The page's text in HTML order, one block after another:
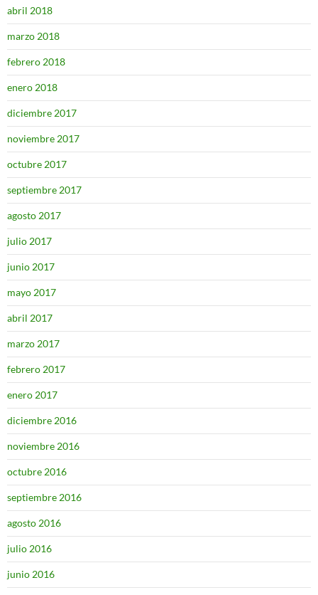
abril 2018
marzo 2018
febrero 2018
enero 2018
diciembre 2017
noviembre 2017
octubre 2017
septiembre 2017
agosto 2017
julio 2017
junio 2017
mayo 2017
abril 2017
marzo 2017
febrero 2017
enero 2017
diciembre 2016
noviembre 2016
octubre 2016
septiembre 2016
agosto 2016
julio 2016
junio 2016